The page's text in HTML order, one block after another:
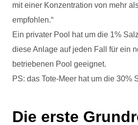
mit einer Konzentration von mehr
empfohlen.“
Ein privater Pool hat um die 1%
diese Anlage auf jeden Fall für ein
betriebenen Pool geeignet.
PS: das Tote-Meer hat um die 30%
Die erste